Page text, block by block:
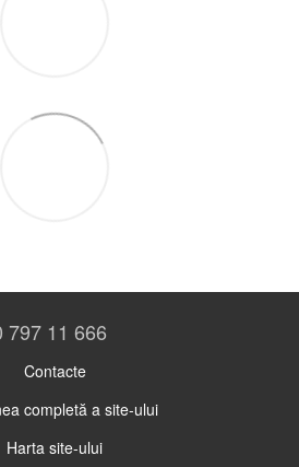
797 11 666
Contacte
completă a site-ului
Harta site-ului